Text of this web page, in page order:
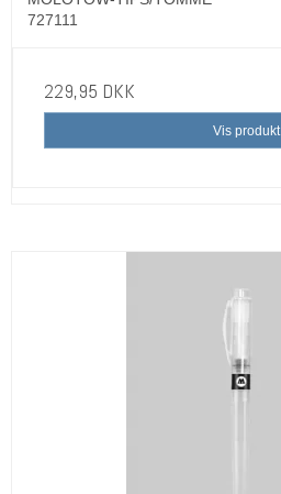
727111
229,95 DKK
Vis produkt